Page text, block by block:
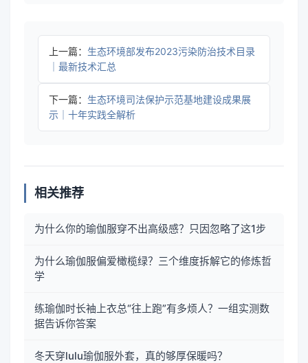
上一篇： 生态环境部发布2023污染防治技术目录
｜最新技术汇总
下一篇： 生态环境司法保护示范基地建设成果展
示｜十年实践全解析
相关推荐
为什么你的瑜伽服穿不出高级感？只因忽略了这1步
为什么瑜伽服偏爱橄榄绿？三个维度拆解它的修炼哲
学
练瑜伽时长袖上衣总“往上跑”有多烦人？一组实测数
据告诉你答案
冬天穿lulu瑜伽服外套，真的够厚保暖吗？